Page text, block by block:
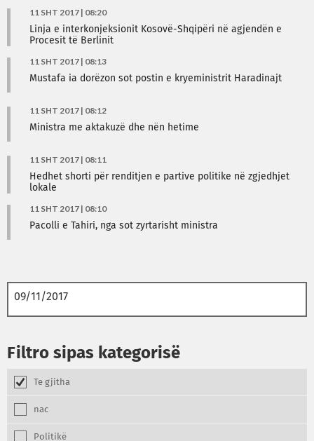
11 SHT 2017 | 08:20
Linja e interkonjeksionit Kosovë-Shqipëri në agjendën e
Procesit të Berlinit
11 SHT 2017 | 08:13
Mustafa ia dorëzon sot postin e kryeministrit Haradinajt
11 SHT 2017 | 08:12
Ministra me aktakuzë dhe nën hetime
11 SHT 2017 | 08:11
Hedhet shorti për renditjen e partive politike në zgjedhjet
lokale
11 SHT 2017 | 08:10
Pacolli e Tahiri, nga sot zyrtarisht ministra
Filtro sipas kategorisë
Te gjitha
nac
Politikë